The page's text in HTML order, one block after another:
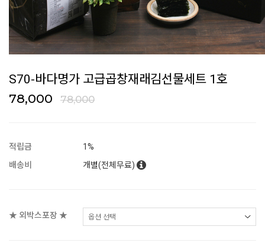
S70-바다명가 고급곱창재래김선물세트 1호
78,000 78,000
적립금
1%
배송비
개별(전체무료)
★ 외박스포장 ★